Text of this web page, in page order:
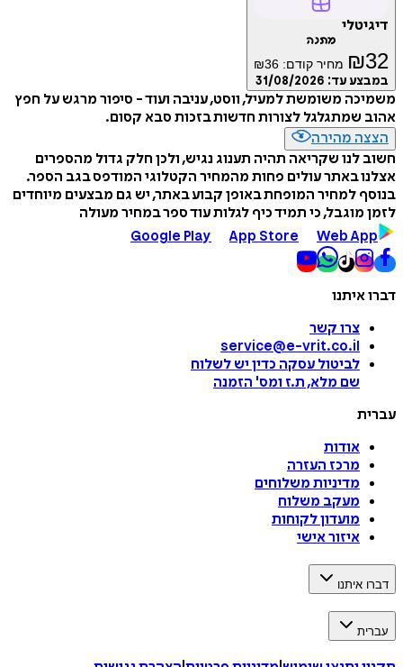
דיגיטלי
מתנה
₪32 מחיר קודם: ₪36
במבצע עד: 31/08/2026
משמיכה משומשת למעיל, ווסט, עניבה ועוד - סיפור מרגש על חפץ
אהוב שמתגלגל לצורות חדשות בזכות סבא קסום.
הצצה מהירה
חשוב לנו שקריאה תהיה תענוג נגיש, ולכן חלק גדול מהספרים
אצלנו באתר עולים פחות מהמחיר הקטלוגי המודפס בגב הספר.
בנוסף למחיר המופחת באופן קבוע באתר, יש גם מבצעים מיוחדים
לזמן מוגבל, כי תמיד כיף לגלות עוד ספר במחיר מעולה
Google Play
App Store Web App
דברו איתנו
צרו קשר
service@e-vrit.co.il
לביטול עסקה כדין יש לשלוח
שם מלא, ת.ז ומס' הזמנה
עברית
אודות
מרכז העזרה
מדיניות משלוחים
מעקב משלוח
מועדון לקוחות
איזור אישי
דברו איתנו
עברית